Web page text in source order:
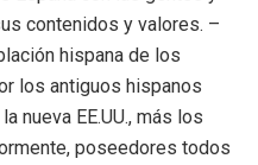
contenidos y valores. –
hispana de los
los antiguos hispanos
nueva EE.UU., más los
poseedores todos